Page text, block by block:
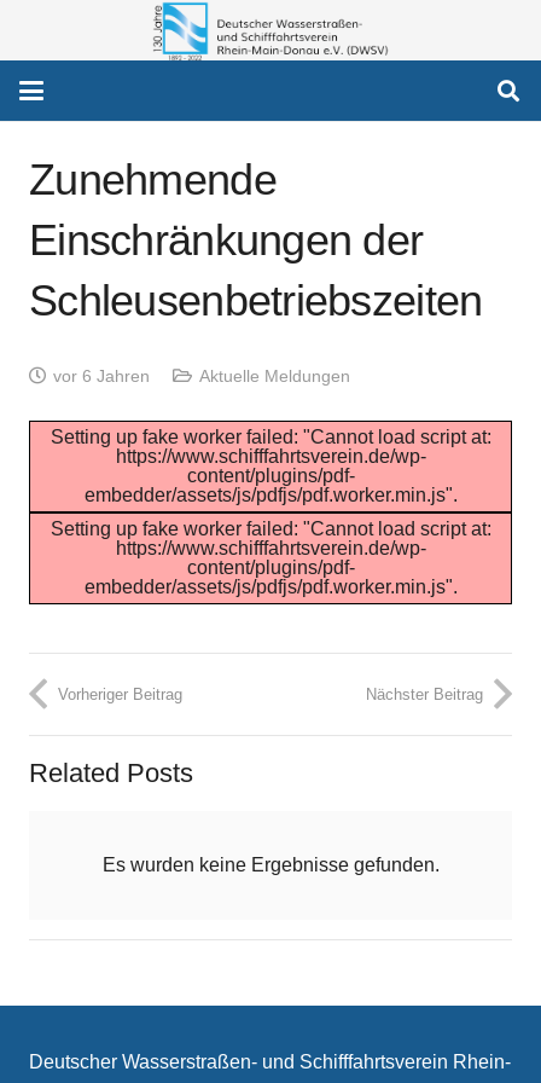
Zunehmende
Einschränkungen der
Schleusenbetriebszeiten
vor 6 Jahren Aktuelle Meldungen
Setting up fake worker failed: "Cannot load script at:
https://www.schifffahrtsverein.de/wp-
content/plugins/pdf-
embedder/assets/js/pdfjs/pdf.worker.min.js".
Setting up fake worker failed: "Cannot load script at:
https://www.schifffahrtsverein.de/wp-
content/plugins/pdf-
embedder/assets/js/pdfjs/pdf.worker.min.js".
Vorheriger Beitrag Nächster Beitrag
Related Posts
Es wurden keine Ergebnisse gefunden.
Deutscher Wasserstraßen- und Schifffahrtsverein Rhein-